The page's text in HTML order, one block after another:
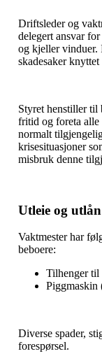
Driftsleder og
delegert ansvar
og kjeller vinduer.
skadesaker
Styret henstiller til
fritid og foreta alle
normalt
krisesituasjoner
misbruk denne
Utleie og
Vaktmester har
beboere:
Tilhenger til
Piggmaskin
Diverse spader,
forespørsel.